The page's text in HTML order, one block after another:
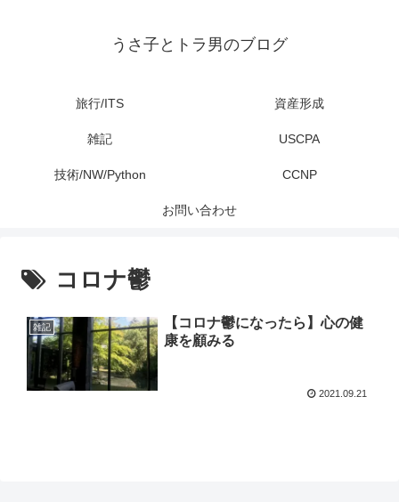
うさ子とトラ男のブログ
旅行/ITS 資産形成
雑記 USCPA
技術/NW/Python CCNP
お問い合わせ
コロナ鬱
雑記
【コロナ鬱になったら】心の健
康を顧みる
2021.09.21